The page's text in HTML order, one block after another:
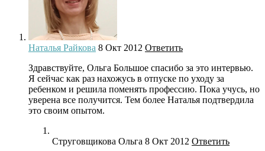
Наталья Райкова 8 Окт 2012 Ответить
Здравствуйте, Ольга Большое спасибо за это интервью.
Я сейчас как раз нахожусь в отпуске по уходу за
ребенком и решила поменять профессию. Пока учусь, но
уверена все получится. Тем более Наталья подтвердила
это своим опытом.
Струговщикова Ольга 8 Окт 2012 Ответить